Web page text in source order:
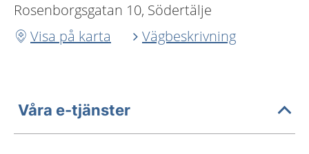
Rosenborgsgatan 10, Södertälje
Visa på karta
Vägbeskrivning
Våra e-tjänster